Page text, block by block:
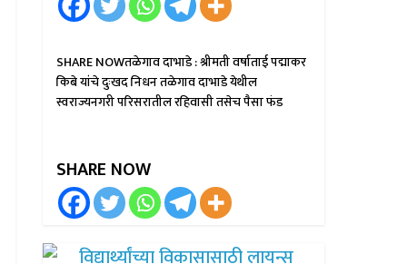
SHARE NOWतळेगाव दाभाडे : श्रीमती वर्षाताई पद्माकर
किबे यांचे दुःखद निधन तळेगाव दाभाडे येथील
स्वराज्यनगरी परिसरातील रहिवासी तसेच पैसा फंड
SHARE NOW